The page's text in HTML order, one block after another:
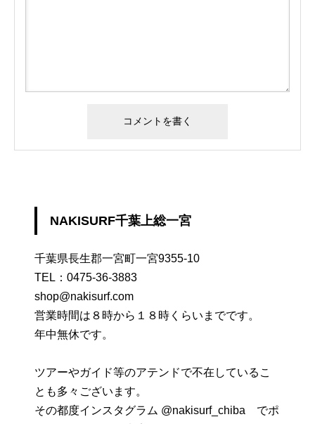
NAKISURF千葉上総一宮
千葉県長生郡一宮町一宮9355-10
TEL： 0475-36-3883
shop@nakisurf.com
営業時間は８時から１８時くらいまでです。
年中無休です。
ツアーやガイド等のアテンドで不在しているこ
とも多々ございます。
その都度インスタグラム @nakisurf_chiba でポ